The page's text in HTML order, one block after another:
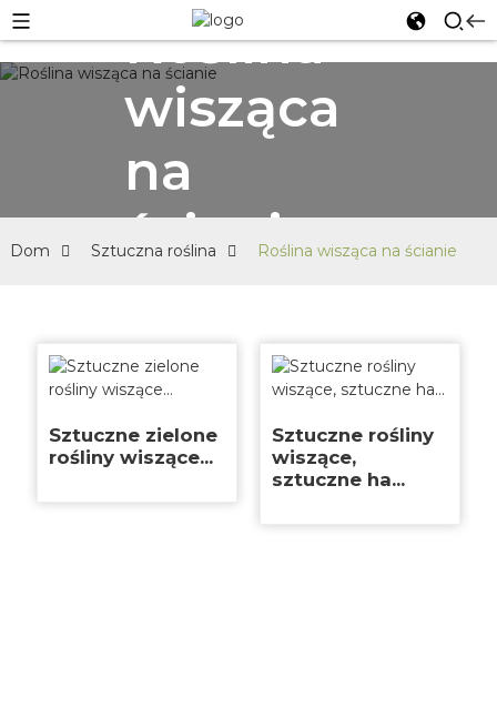
Roślina
wisząca
na
ścianie
Dom Sztuczna roślina Roślina wisząca na ścianie
Sztuczne zielone
rośliny wiszące...
Sztuczne rośliny
wiszące,
sztuczne ha...